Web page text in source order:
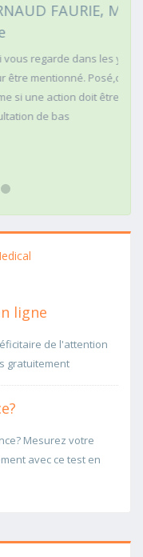
Médecin
dans les yeux c'est
Posé,clair dans
doit être menée
ligne
de l'attention
gratuitement
Mesurez votre
avec ce test en